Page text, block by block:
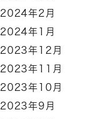
2024年2月
2024年1月
2023年12月
2023年11月
2023年10月
2023年9月